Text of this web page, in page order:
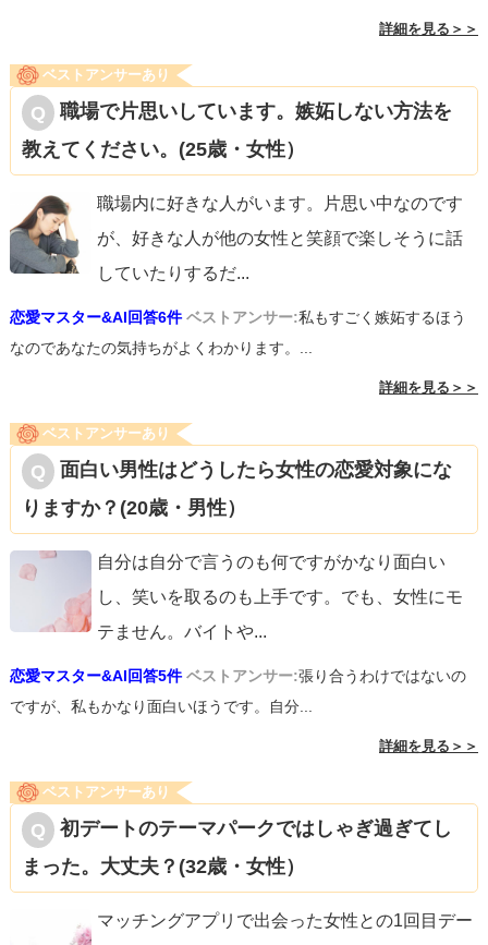
詳細を見る＞＞
ベストアンサーあり
職場で片思いしています。嫉妬しない方法を
教えてください。(25歳・女性）
職場内に好きな人がいます。片思い中なのです
が、好きな人が他の女性と笑顔で楽しそうに話
していたりするだ...
恋愛マスター&AI回答6件 ベストアンサー:私もすごく嫉妬するほう
なのであなたの気持ちがよくわかります。...
詳細を見る＞＞
ベストアンサーあり
面白い男性はどうしたら女性の恋愛対象にな
りますか？(20歳・男性）
自分は自分で言うのも何ですがかなり面白い
し、笑いを取るのも上手です。でも、女性にモ
テません。バイトや...
恋愛マスター&AI回答5件 ベストアンサー:張り合うわけではないの
ですが、私もかなり面白いほうです。自分...
詳細を見る＞＞
ベストアンサーあり
初デートのテーマパークではしゃぎ過ぎてし
まった。大丈夫？(32歳・女性）
マッチングアプリで出会った女性との1回目デー